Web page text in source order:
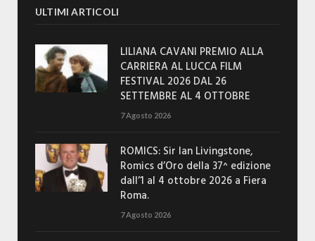
ULTIMI ARTICOLI
LILIANA CAVANI PREMIO ALLA
CARRIERA AL LUCCA FILM
FESTIVAL 2026 DAL 26
SETTEMBRE AL 4 OTTOBRE
7 Agosto 2026
ROMICS: Sir Ian Livingstone,
Romics d’Oro della 37^ edizione
dall’1 al 4 ottobre 2026 a Fiera
Roma.
7 Agosto 2026